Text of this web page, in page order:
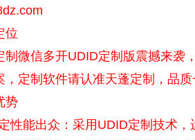
信多开UDID定制版震撼来袭，
，定制软件请认准天蓬定制，品质
出众：采用UDID定制技术，